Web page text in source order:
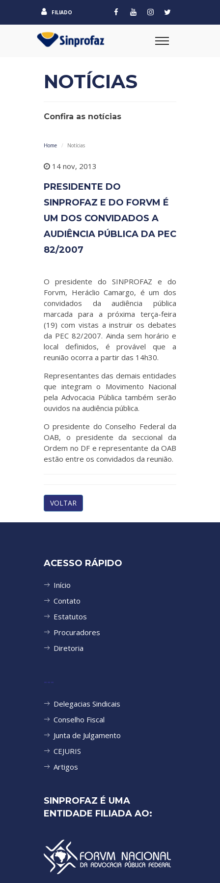
FILIADO
NOTÍCIAS
Confira as notícias
Home Notícias
14 nov, 2013
PRESIDENTE DO
SINPROFAZ E DO FORVM É
UM DOS CONVIDADOS A
AUDIÊNCIA PÚBLICA DA PEC
82/2007
O presidente do SINPROFAZ e do
Forvm, Heráclio Camargo, é um dos
convidados da audiência pública
marcada para a próxima terça-feira
(19) com vistas a instruir os debates
da PEC 82/2007. Ainda sem horário e
local definidos, é provável que a
reunião ocorra a partir das 14h30.
Representantes das demais entidades
que integram o Movimento Nacional
pela Advocacia Pública também serão
ouvidos na audiência pública.
O presidente do Conselho Federal da
OAB, o presidente da seccional da
Ordem no DF e representante da OAB
estão entre os convidados da reunião.
VOLTAR
ACESSO RÁPIDO
Início
Contato
Estatutos
Procuradores
Diretoria
---
Delegacias Sindicais
Conselho Fiscal
Junta de Julgamento
CEJURIS
Artigos
SINPROFAZ É UMA
ENTIDADE FILIADA AO: